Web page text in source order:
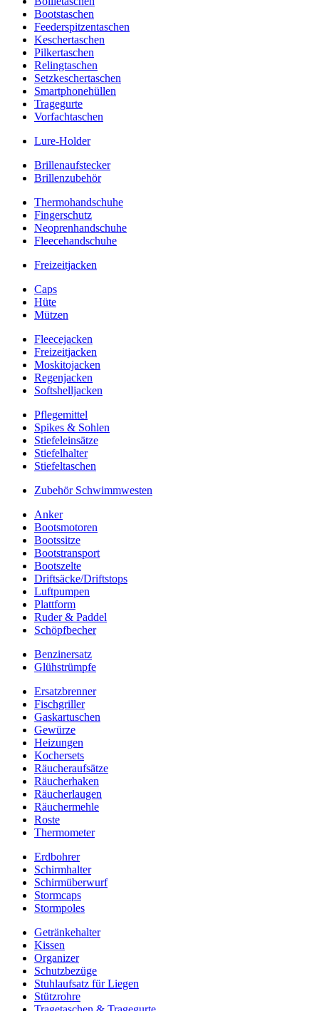
Bootstaschen
Feederspitzentaschen
Keschertaschen
Pilkertaschen
Relingtaschen
Setzkeschertaschen
Smartphonehüllen
Tragegurte
Vorfachtaschen
Lure-Holder
Brillenaufstecker
Brillenzubehör
Thermohandschuhe
Fingerschutz
Neoprenhandschuhe
Fleecehandschuhe
Freizeitjacken
Caps
Hüte
Mützen
Fleecejacken
Freizeitjacken
Moskitojacken
Regenjacken
Softshelljacken
Pflegemittel
Spikes & Sohlen
Stiefeleinsätze
Stiefelhalter
Stiefeltaschen
Zubehör Schwimmwesten
Anker
Bootsmotoren
Bootssitze
Bootstransport
Bootszelte
Driftsäcke/Driftstops
Luftpumpen
Plattform
Ruder & Paddel
Schöpfbecher
Benzinersatz
Glühstrümpfe
Ersatzbrenner
Fischgriller
Gaskartuschen
Gewürze
Heizungen
Kochersets
Räucheraufsätze
Räucherhaken
Räucherlaugen
Räuchermehle
Roste
Thermometer
Erdbohrer
Schirmhalter
Schirmüberwurf
Stormcaps
Stormpoles
Getränkehalter
Kissen
Organizer
Schutzbezüge
Stuhlaufsatz für Liegen
Stützrohre